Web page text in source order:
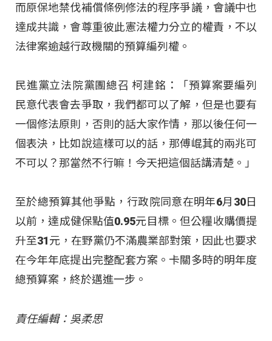
而原保地禁伐補償條例修法的程序爭議，會議中也
達成共識，會尊重彼此憲法權力分立的權責，不以
法律案逾越行政機關的預算編列權。
民進黨立法院黨團總召 柯建銘：「預算案要編列
民意代表會去爭取，我們都可以了解，但是也要有
一個修法原則，否則的話大家作情，那以後任何一
個表決，比如說這樣可以的話，那傅崐萁的兩兆可
不可以？那當然不行嘛！今天把這個話講清楚。」
至於總預算其他爭點，行政院同意在明年6月30日
以前，達成健保點值0.95元目標。但公糧收購價提
升至31元，在野黨仍不滿農業部對策，因此也要求
在今年年底提出完整配套方案。卡關多時的明年度
總預算案，終於邁進一步。
責任編輯：吳柔思